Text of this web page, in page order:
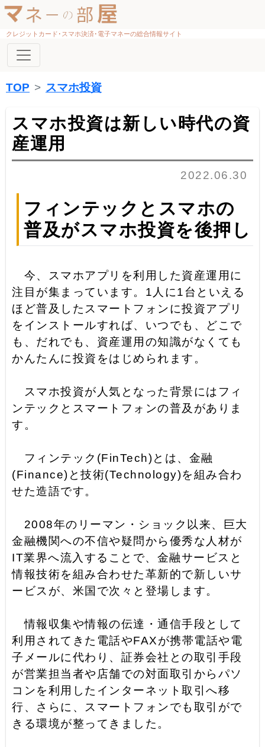
クレジットカード･スマホ決済･電子マネーの総合情報サイト
TOP スマホ投資
スマホ投資は新しい時代の資
産運用
2022.06.30
フィンテックとスマホの
普及がスマホ投資を後押し
今、スマホアプリを利用した資産運用に
注目が集まっています。1人に1台といえる
ほど普及したスマートフォンに投資アプリ
をインストールすれば、いつでも、どこで
も、だれでも、資産運用の知識がなくても
かんたんに投資をはじめられます。
スマホ投資が人気となった背景にはフィ
ンテックとスマートフォンの普及がありま
す。
フィンテック(FinTech)とは、金融
(Finance)と技術(Technology)を組み合わ
せた造語です。
2008年のリーマン・ショック以来、巨大
金融機関への不信や疑問から優秀な人材が
IT業界へ流入することで、金融サービスと
情報技術を組み合わせた革新的で新しいサ
ービスが、米国で次々と登場します。
情報収集や情報の伝達・通信手段として
利用されてきた電話やFAXが携帯電話や電
子メールに代わり、証券会社との取引手段
が営業担当者や店舗での対面取引からパソ
コンを利用したインターネット取引へ移
行、さらに、スマートフォンでも取引がで
きる環境が整ってきました。